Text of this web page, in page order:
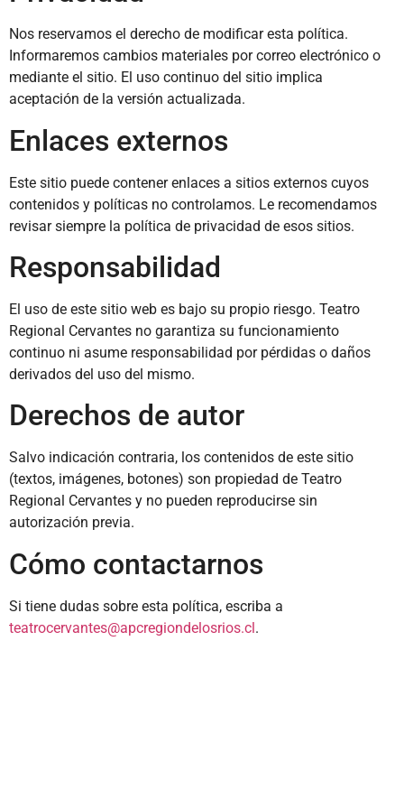
Nos reservamos el derecho de modificar esta política.
Informaremos cambios materiales por correo electrónico o
mediante el sitio. El uso continuo del sitio implica
aceptación de la versión actualizada.
Enlaces externos
Este sitio puede contener enlaces a sitios externos cuyos
contenidos y políticas no controlamos. Le recomendamos
revisar siempre la política de privacidad de esos sitios.
Responsabilidad
El uso de este sitio web es bajo su propio riesgo. Teatro
Regional Cervantes no garantiza su funcionamiento
continuo ni asume responsabilidad por pérdidas o daños
derivados del uso del mismo.
Derechos de autor
Salvo indicación contraria, los contenidos de este sitio
(textos, imágenes, botones) son propiedad de Teatro
Regional Cervantes y no pueden reproducirse sin
autorización previa.
Cómo contactarnos
Si tiene dudas sobre esta política, escriba a
teatrocervantes@apcregiondelosrios.cl.